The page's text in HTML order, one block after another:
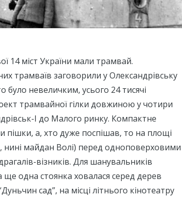
14 міст України мали трамвай.
трамваїв заговорили у Олександрівську
було невеличким, усього 24 тисячі
трамвайної гілки довжиною у чотири
І до Малого ринку. Компактне
пішки, а, хто дуже поспішав, то на площі
нині майдан Волі) перед одноповерховими
візників. Для шанувальників
ще одна стоянка ховалася серед дерев
сад”, на місці літнього кінотеатру